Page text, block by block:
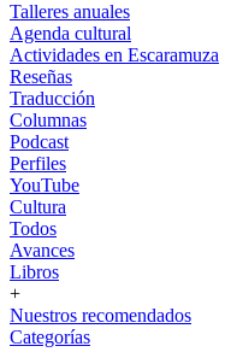
Talleres anuales
Agenda cultural
Actividades en Escaramuza
Reseñas
Traducción
Columnas
Podcast
Perfiles
YouTube
Cultura
Todos
Avances
Libros
+
Nuestros recomendados
Categorías